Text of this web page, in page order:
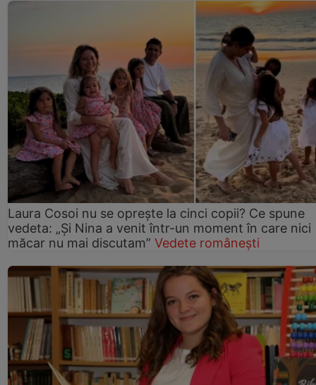
Laura Cosoi nu se oprește la cinci copii? Ce spune
vedeta: „Și Nina a venit într-un moment în care nici
măcar nu mai discutam” Vedete românești